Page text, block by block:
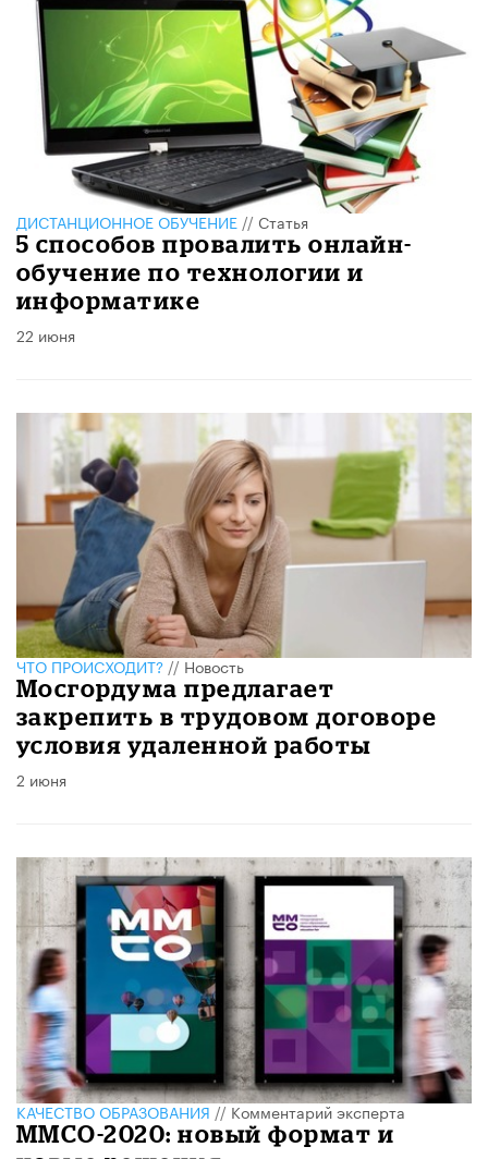
ДИСТАНЦИОННОЕ ОБУЧЕНИЕ // Статья
​5 способов провалить онлайн-
обучение по технологии и
информатике ​
22 июня
ЧТО ПРОИСХОДИТ?//Новость
Мосгордума предлагает
закрепить в трудовом договоре
условия удаленной работы
2 июня
КАЧЕСТВО ОБРАЗОВАНИЯ//Комментарий эксперта
ММСО-2020: новый формат и